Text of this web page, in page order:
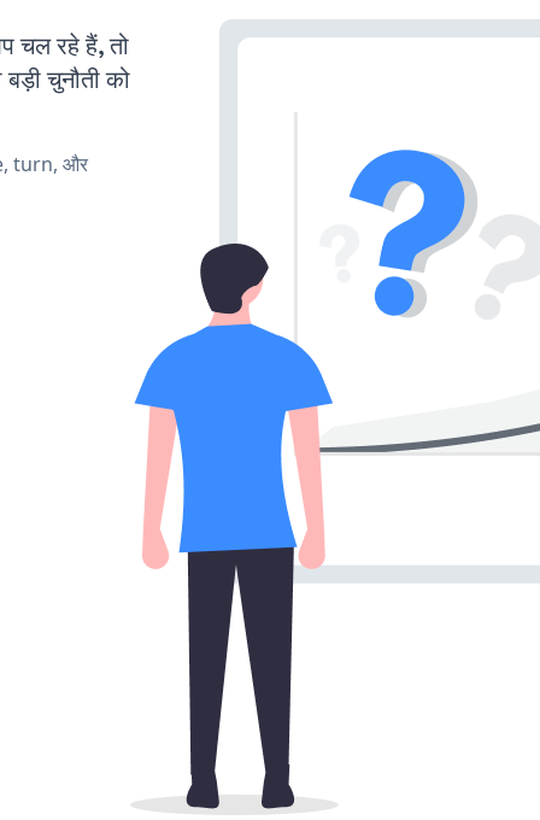
चल रहे हैं, तो
चुनौती को
turn, और